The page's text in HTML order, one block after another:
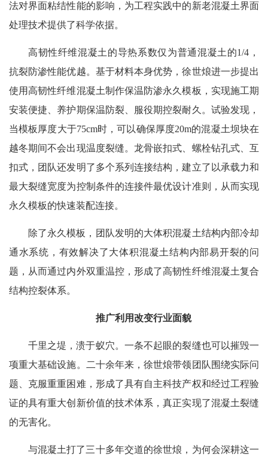
法对界面粘结性能的影响，为工程实践中的新老混凝土界面
处理技术提供了科学依据。
高韧性纤维混凝土的导热系数仅为普通混凝土的1/4，
抗裂防渗性能优越。基于材料本身优势，徐世烺进一步提出
使用高韧性纤维混凝土制作保温防渗永久模板，实现施工期
安装便捷、养护期保温防裂、服役期控裂耐久。试验发现，
当模板厚度大于75cm时，可以确保厚度20m的混凝土坝块在
越冬期间不会出现温度裂缝。龙骨嵌扣式、螺栓钻孔式、互
扣式，团队还发明了多个系列连接结构，建立了以承载力和
最大裂缝宽度为控制条件的连接件最优设计准则，从而实现
永久模板的快速装配连接。
除了永久模板，团队发明的大体积混凝土结构内部冷却
通水系统，有效解决了大体积混凝土结构内部易开裂的问
题，从而通过内外双重温控，形成了高韧性纤维混凝土复合
结构控裂体系。
推广利用改变行业面貌
千里之堤，溃于蚁穴。一条不起眼的裂缝也可以摧毁一
项重大基础设施。二十余年来，徐世烺带领团队围绕实际问
题、克服重重困难，形成了具有自主科技产权和经过工程验
证的具有重大创新价值的技术体系，真正实现了混凝土裂缝
的无害化。
与混凝土打了三十多年交道的徐世烺，为何会深耕这一